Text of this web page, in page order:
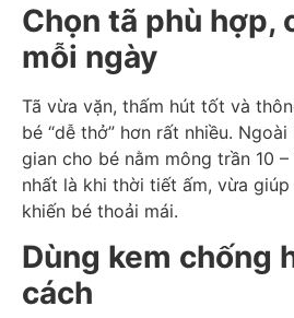
Chọn tã phù hợp,
mỗi ngày
Tã vừa vặn, thấm hút tốt và
bé “dễ thở” hơn rất nhiều.
gian cho bé nằm mông trần 10
nhất là khi thời tiết ấm, vừa
khiến bé thoải mái.
Dùng kem chống
cách